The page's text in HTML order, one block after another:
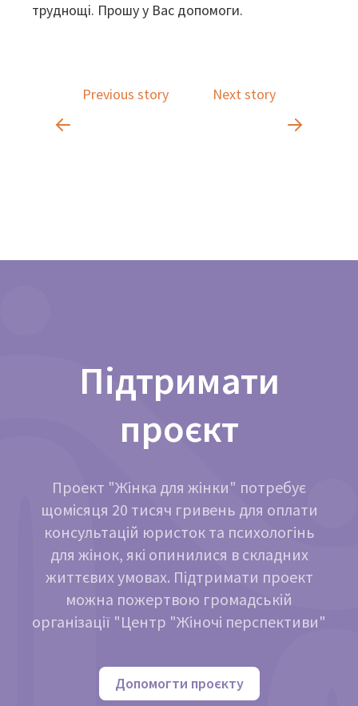
труднощі. Прошу у Вас допомоги.
Previous story Next story
Підтримати
проєкт
Проект "Жінка для жінки" потребує
щомісяця 20 тисяч гривень для оплати
консультацій юристок та психологінь
для жінок, які опинилися в складних
життєвих умовах. Підтримати проект
можна пожертвою громадській
організації "Центр "Жіночі перспективи"
Допомогти проєкту